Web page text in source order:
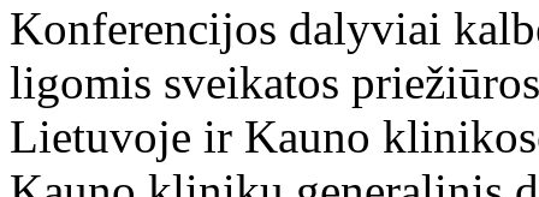
Konferencijos dalyviai
ligomis sveikatos
Lietuvoje ir Kauno